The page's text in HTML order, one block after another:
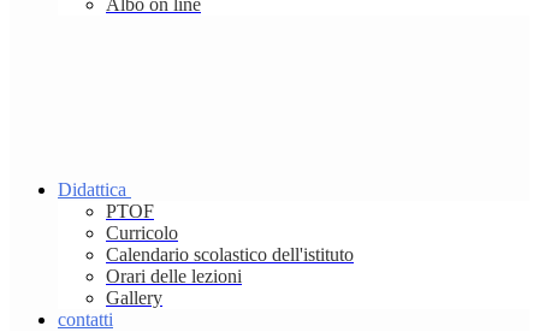
Albo on line
Didattica
PTOF
Curricolo
Calendario scolastico dell'istituto
Orari delle lezioni
Gallery
contatti